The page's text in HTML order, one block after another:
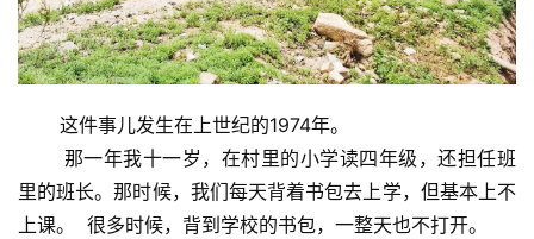
这件事儿发生在上世纪的1974年。
那一年我十一岁，在村里的小学读四年级，还担任班
里的班长。那时候，我们每天背着书包去上学，但基本上不
上课。 很多时候，背到学校的书包，一整天也不打开。